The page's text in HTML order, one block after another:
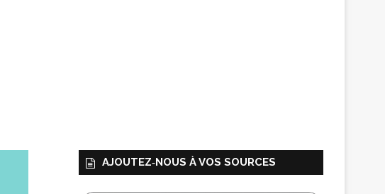
AJOUTEZ‑NOUS À VOS SOURCES